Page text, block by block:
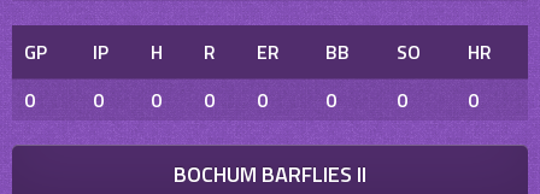
GP IP H R ER BB SO
HR
0
0 0 0 0 0 0 0
BOCHUM BARFLIES II